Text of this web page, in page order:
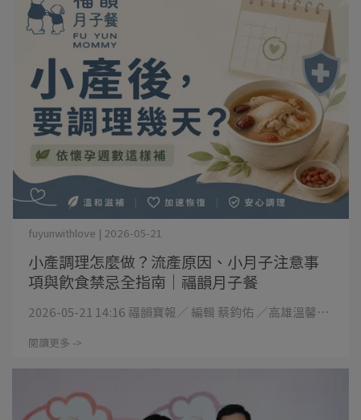
小產調理怎麼做？流產原因、小月子注意事
項與飲食禁忌全指南｜福韻月子餐
fuyunwithlove | 2026-05-21
2026-05-21 14:16 福韻寶報／ 編輯 蔡鈞佑 ／高雄溫馨⋯
閱讀更多 ->